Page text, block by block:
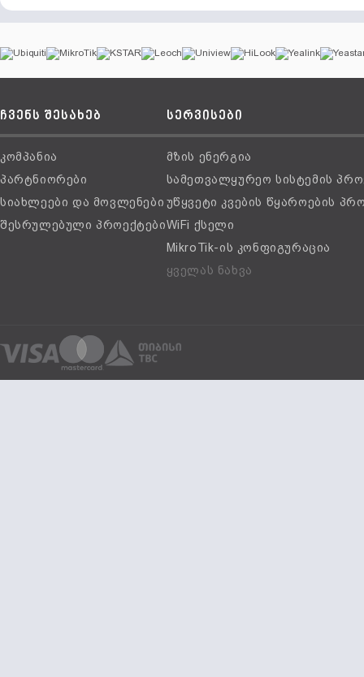
ჩვენს შესახებ
კომპანია
პარტნიორები
სიახლეები და მოვლენები
შესრულებული პროექტები
სერვისები
მზის ენერგია
სამეთვალყურეო სისტემის
უწყვეტი კვების წყაროების
WiFi ქსელი
MikroTik-ის კონფიგურაცია
ყველას ნახვა